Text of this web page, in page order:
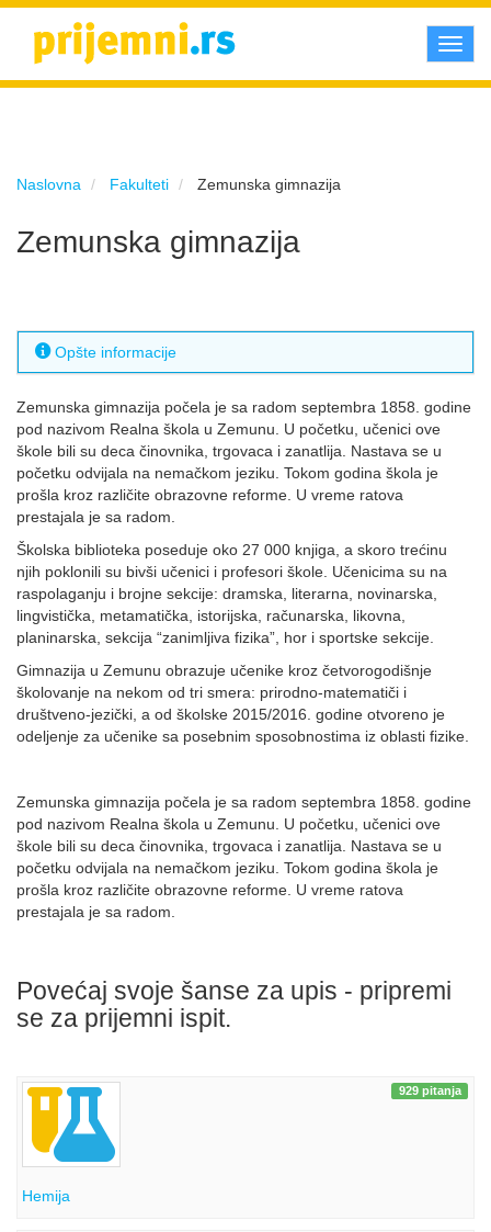
Naslovna Fakulteti Zemunska gimnazija
Zemunska gimnazija
Opšte informacije
Zemunska gimnazija počela je sa radom septembra 1858. godine
pod nazivom Realna škola u Zemunu. U početku, učenici ove
škole bili su deca činovnika, trgovaca i zanatlija. Nastava se u
početku odvijala na nemačkom jeziku. Tokom godina škola je
prošla kroz različite obrazovne reforme. U vreme ratova
prestajala je sa radom.
Školska biblioteka poseduje oko 27 000 knjiga, a skoro trećinu
njih poklonili su bivši učenici i profesori škole. Učenicima su na
raspolaganju i brojne sekcije: dramska, literarna, novinarska,
lingvistička, metamatička, istorijska, računarska, likovna,
planinarska, sekcija “zanimljiva fizika”, hor i sportske sekcije.
Gimnazija u Zemunu obrazuje učenike kroz četvorogodišnje
školovanje na nekom od tri smera: prirodno-matematiči i
društveno-jezički, a od školske 2015/2016. godine otvoreno je
odeljenje za učenike sa posebnim sposobnostima iz oblasti fizike.
Zemunska gimnazija počela je sa radom septembra 1858. godine
pod nazivom Realna škola u Zemunu. U početku, učenici ove
škole bili su deca činovnika, trgovaca i zanatlija. Nastava se u
početku odvijala na nemačkom jeziku. Tokom godina škola je
prošla kroz različite obrazovne reforme. U vreme ratova
prestajala je sa radom.
Povećaj svoje šanse za upis - pripremi
se za prijemni ispit.
929 pitanja
Hemija